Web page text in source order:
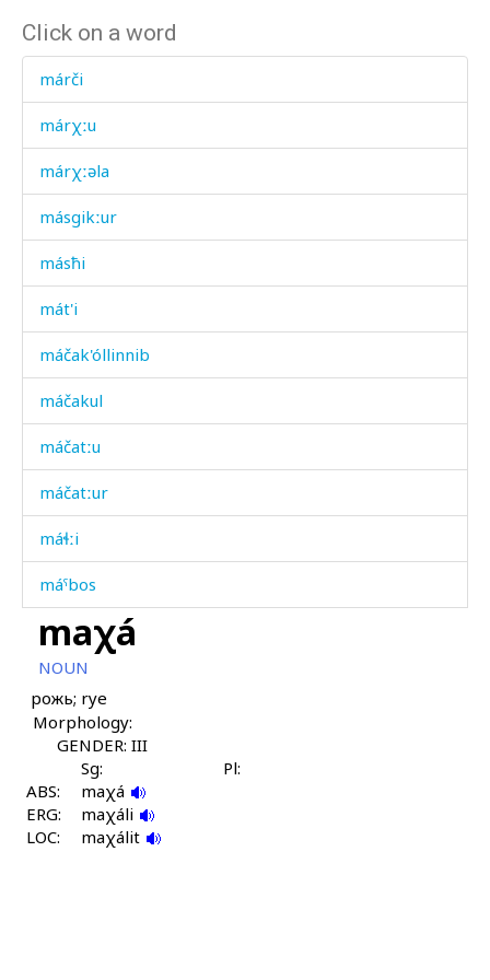
Click on a word
márči
márχːu
márχːəla
másgikːur
másħi
mát'i
máčak'óllinnib
máčakul
máčatːu
máčatːur
máɬːi
máˤbos
máˤhdut
máˤmərči
máˤmərči as
máˤmərči dáχis
máˤršdut
maχá
NOUN
рожь; rye
Morphology:
GENDER: III
Sg:
Pl:
ABS:
maχá
ERG:
maχáli
LOC:
maχálit